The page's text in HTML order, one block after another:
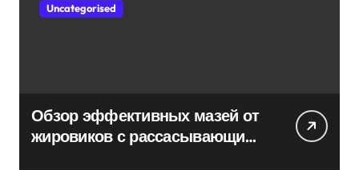
Uncategorised
Обзор эффективных мазей от
жировиков с рассасывающим